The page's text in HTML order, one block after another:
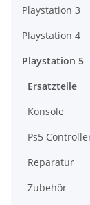
Playstation 3
Playstation 4
Playstation 5
Ersatzteile
Konsole
Ps5
Reparatur
Zubehör